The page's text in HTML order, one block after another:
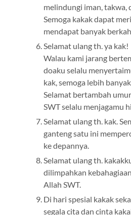
melindungi iman, takwa,
Semoga kakak dapat
mendapat banyak
Selamat ulang th. ya kak!
Walau kami jarang
doaku selalu
kak, semoga lebih
Selamat bertambah
SWT selalu menjagamu
Selamat ulang th. kak.
ganteng satu ini
ke depannya.
Selamat ulang th.
dilimpahkan
Allah SWT.
Di hari spesial kakak
segala cita dan cinta